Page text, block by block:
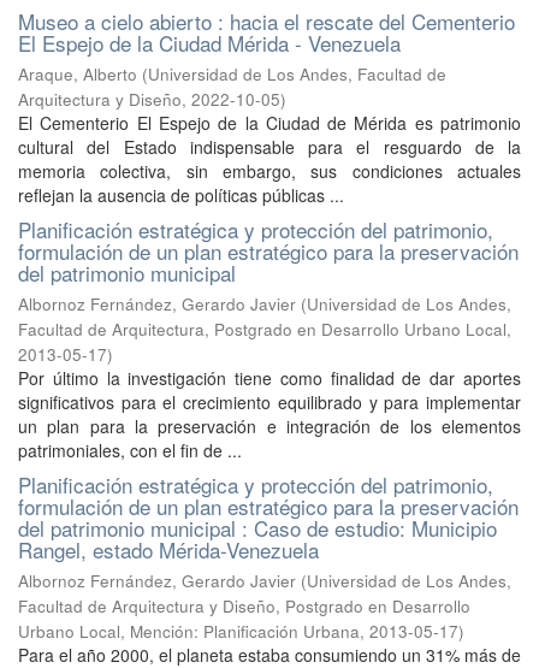
Museo a cielo abierto : hacia el rescate del Cementerio
El Espejo de la Ciudad Mérida - Venezuela
Araque, Alberto (Universidad de Los Andes, Facultad de
Arquitectura y Diseño, 2022-10-05)
El Cementerio El Espejo de la Ciudad de Mérida es patrimonio
cultural del Estado indispensable para el resguardo de la
memoria colectiva, sin embargo, sus condiciones actuales
reflejan la ausencia de políticas públicas ...
Planificación estratégica y protección del patrimonio,
formulación de un plan estratégico para la preservación
del patrimonio municipal
Albornoz Fernández, Gerardo Javier (Universidad de Los Andes,
Facultad de Arquitectura, Postgrado en Desarrollo Urbano Local,
2013-05-17)
Por último la investigación tiene como finalidad de dar aportes
significativos para el crecimiento equilibrado y para implementar
un plan para la preservación e integración de los elementos
patrimoniales, con el fin de ...
Planificación estratégica y protección del patrimonio,
formulación de un plan estratégico para la preservación
del patrimonio municipal : Caso de estudio: Municipio
Rangel, estado Mérida-Venezuela
Albornoz Fernández, Gerardo Javier (Universidad de Los Andes,
Facultad de Arquitectura y Diseño, Postgrado en Desarrollo
Urbano Local, Mención: Planificación Urbana, 2013-05-17)
Para el año 2000, el planeta estaba consumiendo un 31% más de